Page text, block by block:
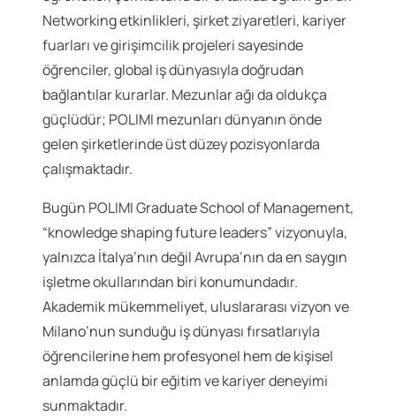
Networking etkinlikleri, şirket ziyaretleri, kariyer
fuarları ve girişimcilik projeleri sayesinde
öğrenciler, global iş dünyasıyla doğrudan
bağlantılar kurarlar. Mezunlar ağı da oldukça
güçlüdür; POLIMI mezunları dünyanın önde
gelen şirketlerinde üst düzey pozisyonlarda
çalışmaktadır.
Bugün POLIMI Graduate School of Management,
“knowledge shaping future leaders” vizyonuyla,
yalnızca İtalya’nın değil Avrupa’nın da en saygın
işletme okullarından biri konumundadır.
Akademik mükemmeliyet, uluslararası vizyon ve
Milano’nun sunduğu iş dünyası fırsatlarıyla
öğrencilerine hem profesyonel hem de kişisel
anlamda güçlü bir eğitim ve kariyer deneyimi
sunmaktadır.